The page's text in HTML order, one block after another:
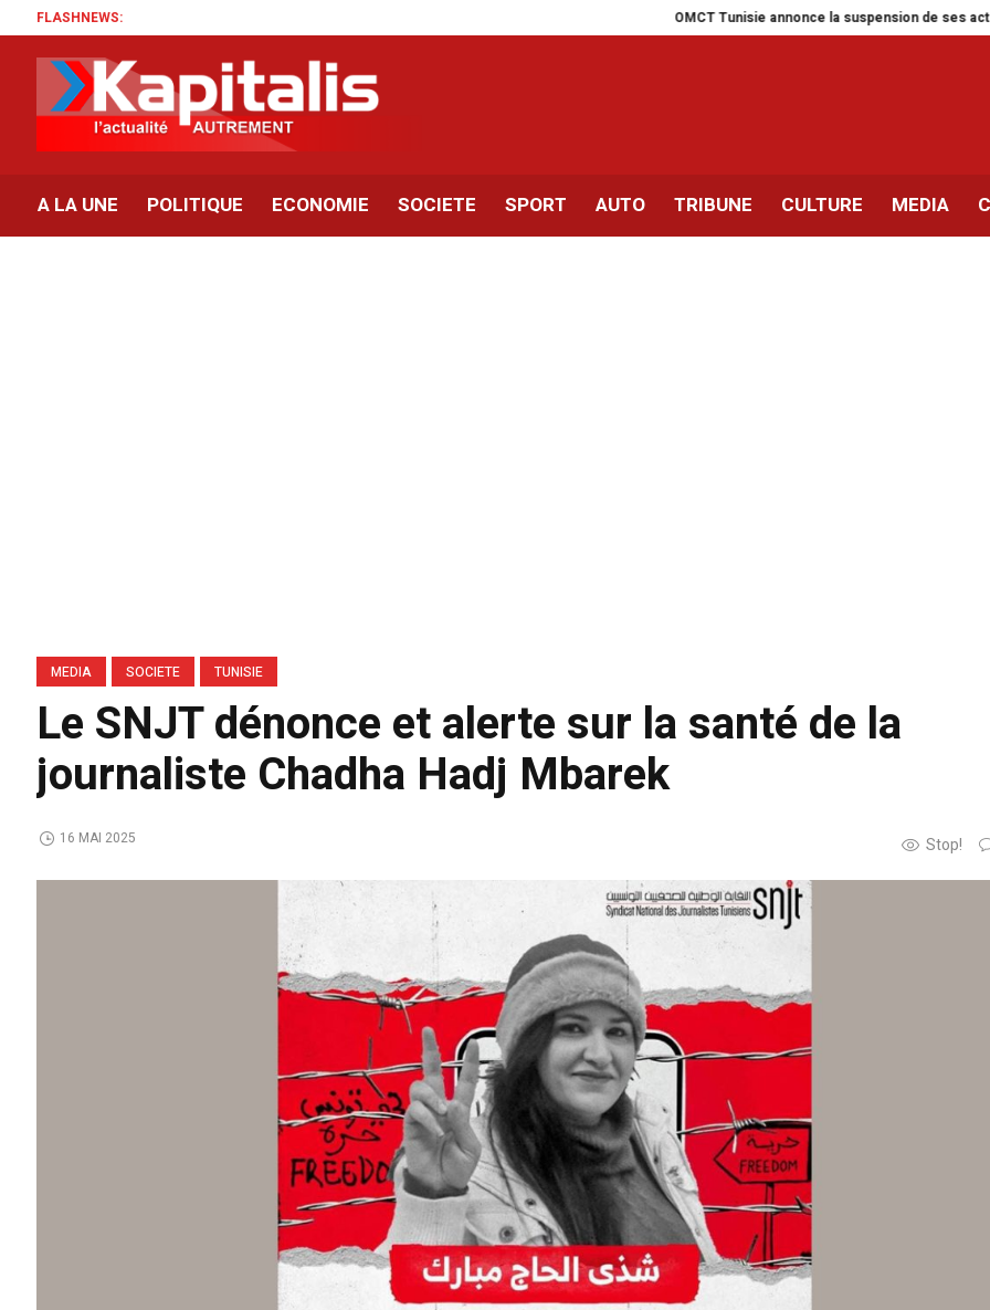
FLASHNEWS: OMCT Tunisie annonce la suspension de ses activités pour
A LA UNE POLITIQUE ECONOMIE SOCIETE SPORT AUTO TRIBUNE CULTURE MEDIA
MEDIA SOCIETE TUNISIE
Le SNJT dénonce et alerte sur la santé de la
journaliste Chadha Hadj Mbarek
Stop!
16 MAI 2025